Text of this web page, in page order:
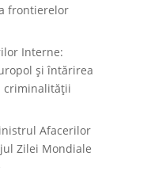
frontierelor
Interne:
și întărirea
criminalității
Afacerilor
Zilei Mondiale